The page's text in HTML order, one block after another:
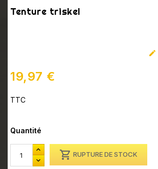
Tenture triskel

19,97 €
TTC
Quantité
 RUPTURE DE STOCK